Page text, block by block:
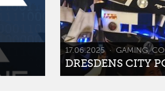
17.06.2025 GAMING,
DRESDENS CITY